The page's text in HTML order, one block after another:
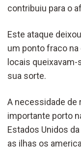
contribuiu para o
Este ataque
um ponto fraco
locais queixavam-
sua sorte.
A necessidade de
importante porto
Estados Unidos
as ilhas os